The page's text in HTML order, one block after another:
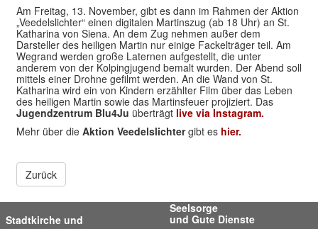
Am Freitag, 13. November, gibt es dann im Rahmen der Aktion
„Veedelslichter“ einen digitalen Martinszug (ab 18 Uhr) an St.
Katharina von Siena. An dem Zug nehmen außer dem
Darsteller des heiligen Martin nur einige Fackelträger teil. Am
Wegrand werden große Laternen aufgestellt, die unter
anderem von der Kolpingjugend bemalt wurden. Der Abend soll
mittels einer Drohne gefilmt werden. An die Wand von St.
Katharina wird ein von Kindern erzählter Film über das Leben
des heiligen Martin sowie das Martinsfeuer projiziert. Das
Jugendzentrum Blu4Ju überträgt live via Instagram.
Mehr über die Aktion Veedelslichtergibt es hier.
Zurück
Stadtkirche und
Seelsorge
und Gute Dienste